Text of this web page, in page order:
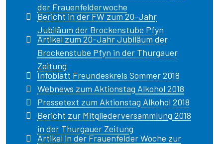
der Frauenfelderwoche
Bericht in der FW zum 20-Jahr
Jubiläum der Brockenstube Pfyn
Artikel zum 20-Jahr Jubiläum der
Brockenstube Pfyn in der Thurgauer
Zeitung
Infoblatt Freundeskreis Sommer 2018
Webnews zum Aktionstag Alkohol 2018
Pressetext zum Aktionstag Alkohol 2018
Bericht zur Mitgliederversammlung 2018
in der Thurgauer Zeitung
Artikel in der Frauenfelder Woche zur